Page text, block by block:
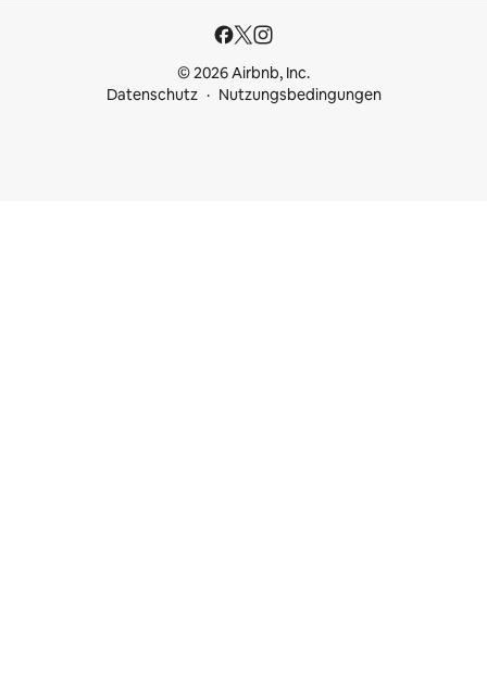
© 2026 Airbnb, Inc.
Datenschutz
Nutzungsbedingungen